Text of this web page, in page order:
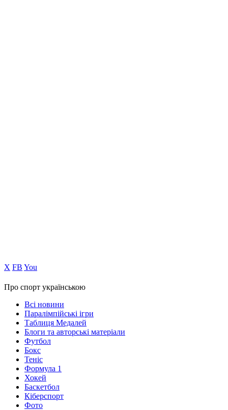
Х FB You
Про спорт українською
Всі новини
Паралімпійські ігри
Таблиця Медалей
Блоги та авторські матеріали
Футбол
Бокс
Теніс
Формула 1
Хокей
Баскетбол
Кіберспорт
Фото